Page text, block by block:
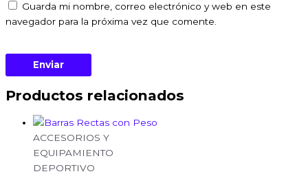
Guarda mi nombre, correo electrónico y web en este
navegador para la próxima vez que comente.
Productos relacionados
ACCESORIOS Y
EQUIPAMIENTO
DEPORTIVO